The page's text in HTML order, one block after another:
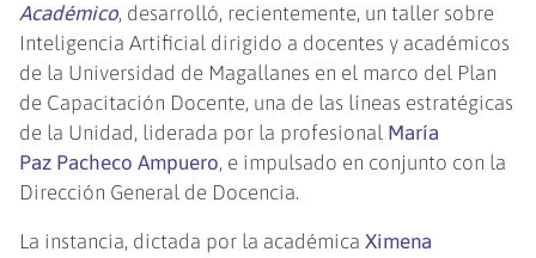
Académico, desarrolló, recientemente, un taller sobre
Inteligencia Artificial dirigido a docentes y académicos
de la Universidad de Magallanes en el marco del Plan
de Capacitación Docente, una de las líneas estratégicas
de la Unidad, liderada por la profesional María
Paz Pacheco Ampuero, e impulsado en conjunto con la
Dirección General de Docencia.
La instancia, dictada por la académicaXimena